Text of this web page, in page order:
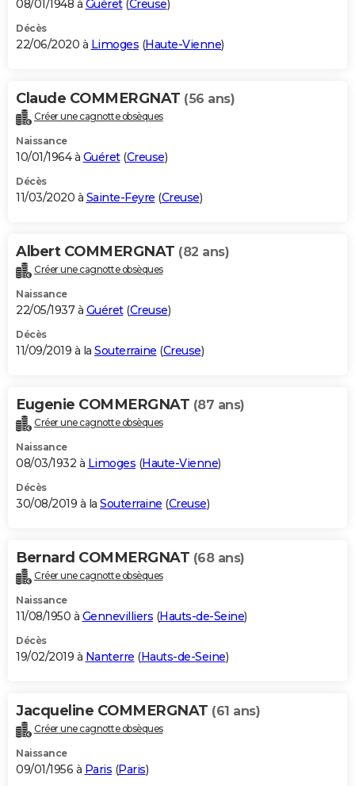
08/01/1948 à Guéret(Creuse)
Décès
22/06/2020 à Limoges (Haute-Vienne)
Claude COMMERGNAT (56 ans)
Créer une cagnotte obsèques
Naissance
10/01/1964 à Guéret(Creuse)
Décès
11/03/2020 à Sainte-Feyre (Creuse)
Albert COMMERGNAT (82 ans)
Créer une cagnotte obsèques
Naissance
22/05/1937 à Guéret(Creuse)
Décès
11/09/2019 à la Souterraine (Creuse)
Eugenie COMMERGNAT (87 ans)
Créer une cagnotte obsèques
Naissance
08/03/1932 à Limoges (Haute-Vienne)
Décès
30/08/2019 à la Souterraine (Creuse)
Bernard COMMERGNAT (68 ans)
Créer une cagnotte obsèques
Naissance
11/08/1950 à Gennevilliers (Hauts-de-Seine)
Décès
19/02/2019 à Nanterre (Hauts-de-Seine)
Jacqueline COMMERGNAT (61 ans)
Créer une cagnotte obsèques
Naissance
09/01/1956 à Paris (Paris)